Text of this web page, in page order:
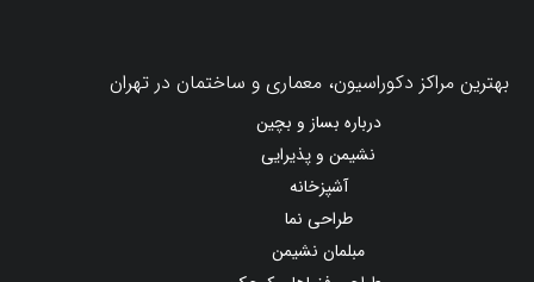
بهترین مراکز دکوراسیون، معماری و ساختمان در تهران
درباره بساز و بچین
نشیمن و پذیرایی
آشپزخانه
طراحی نما
مبلمان نشیمن